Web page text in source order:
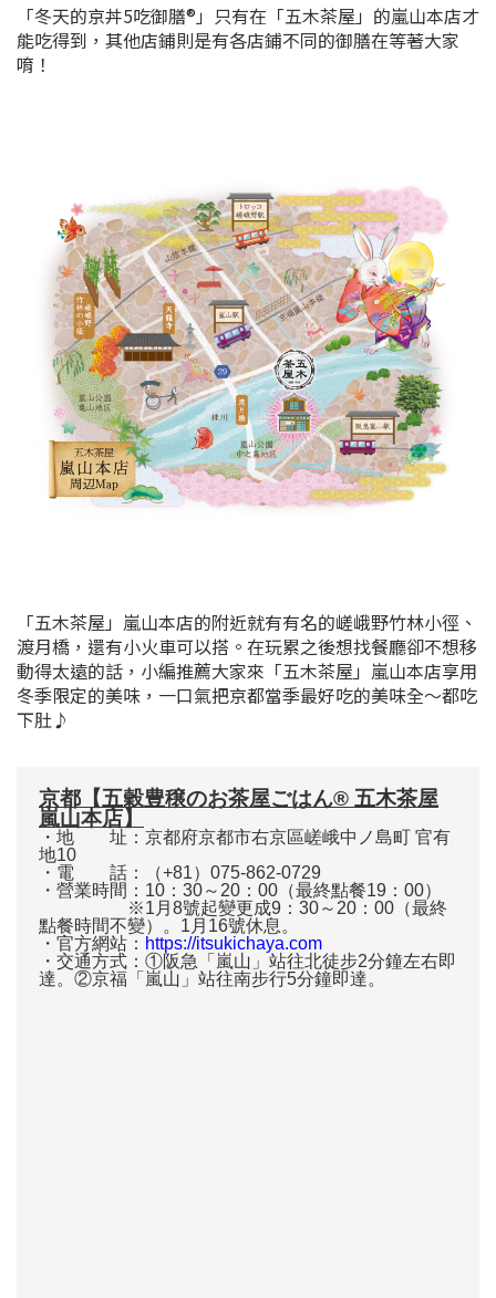
「冬天的京丼5吃御膳®︎」只有在「五木茶屋」的嵐山本店才
能吃得到，其他店鋪則是有各店鋪不同的御膳在等著大家
唷！
「五木茶屋」嵐山本店的附近就有有名的嵯峨野竹林小徑、
渡月橋，還有小火車可以搭。在玩累之後想找餐廳卻不想移
動得太遠的話，小編推薦大家來「五木茶屋」嵐山本店享用
冬季限定的美味，一口氣把京都當季最好吃的美味全～都吃
下肚♪
京都【五穀豊穣のお茶屋ごはん®︎ 五木茶屋
嵐山本店】
・地 址：京都府京都市右京區嵯峨中ノ島町 官有
地10
・電 話：（+81）075-862-0729
・營業時間：10：30～20：00（最終點餐19：00）
※1月8號起變更成9：30～20：00（最終
點餐時間不變）。1月16號休息。
・官方網站： https://itsukichaya.com
・交通方式：①阪急「嵐山」站往北徒步2分鐘左右即
達。②京福「嵐山」站往南步行5分鐘即達。